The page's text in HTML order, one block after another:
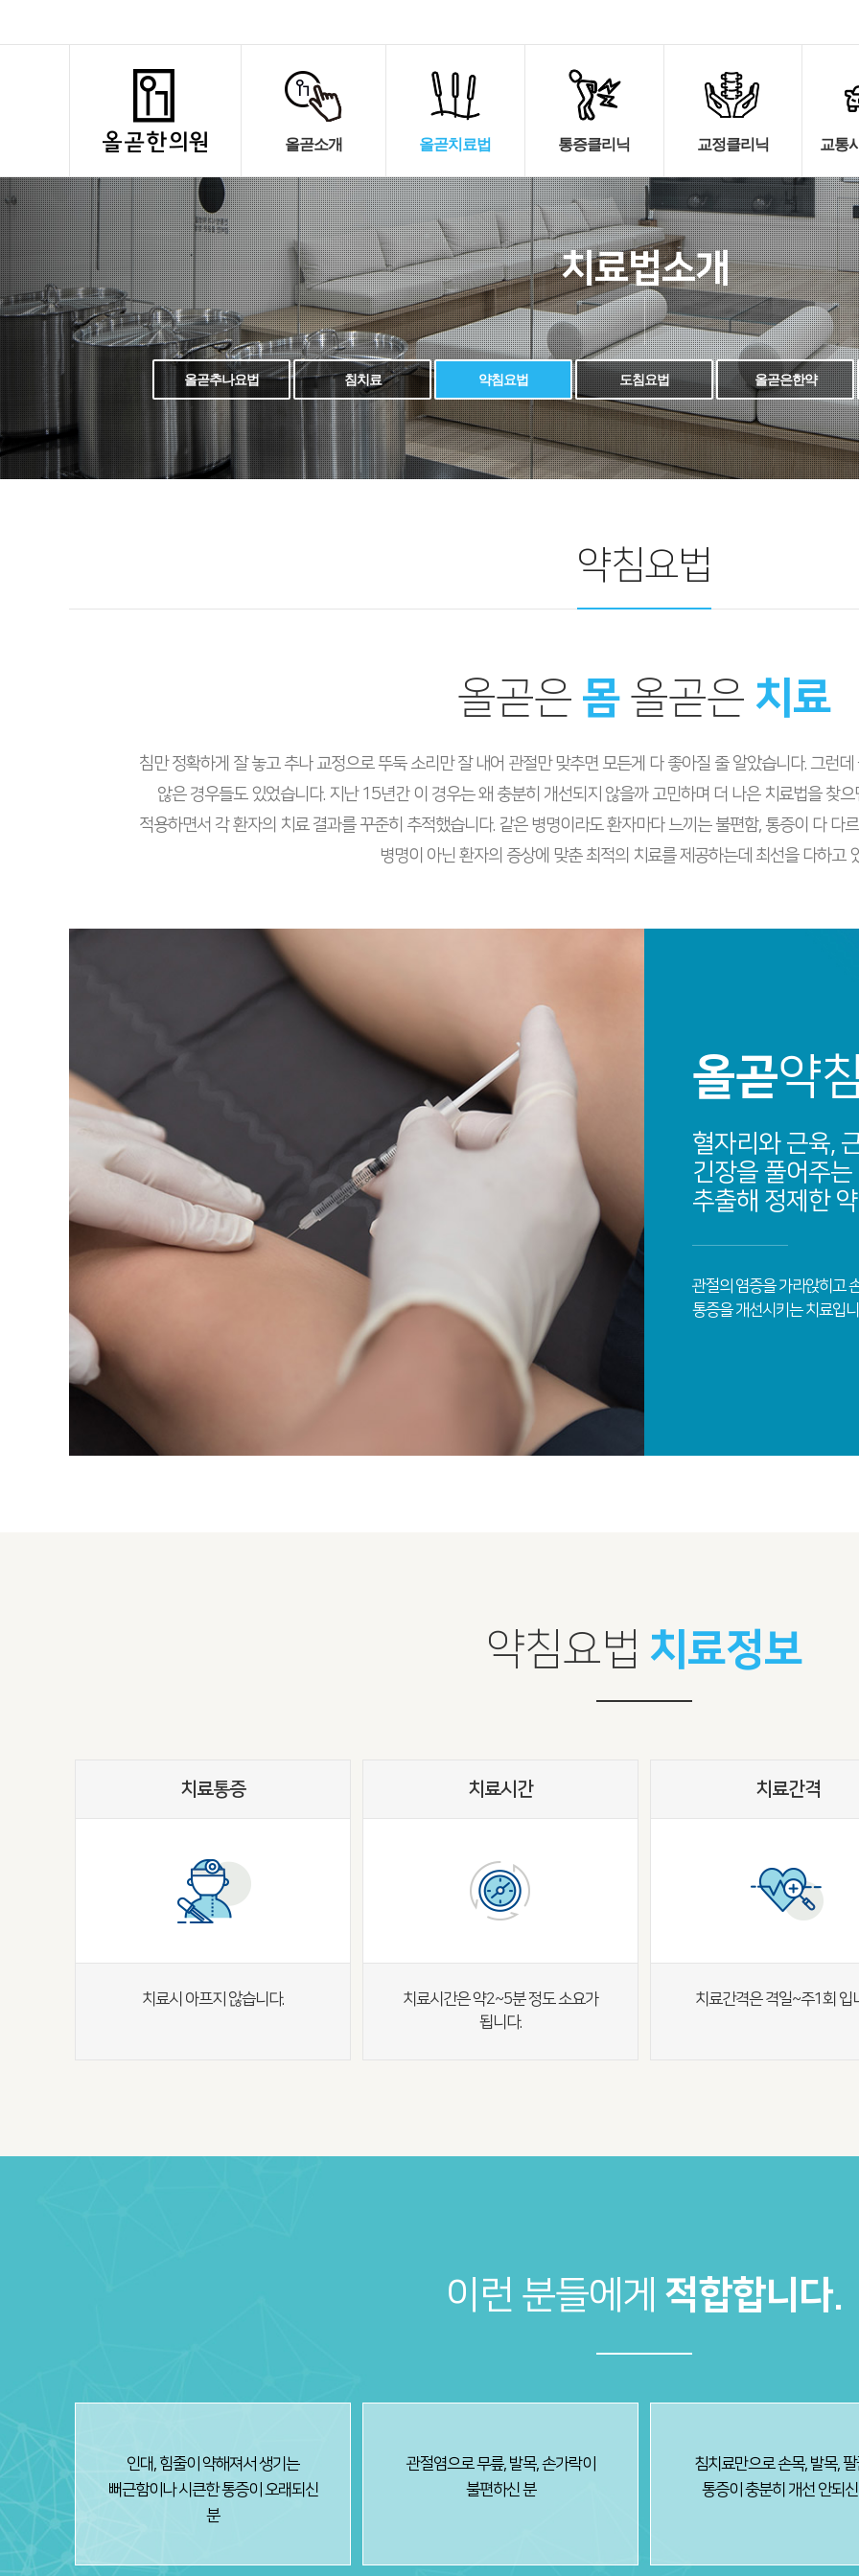
올곧소개 올곧치료법 통증클리닉 교정클리닉 교통
치료법소개
올곧추나요법 침치료 약침요법 도침요법 올곧은한약
약침요법
올곧은 몸 올곧은 치료
침만 정확하게 잘 놓고 추나 교정으로 뚜둑 소리만 잘 내어 관절만 맞추면 모든게 다 좋아질 줄 알았습니다. 그런
않은 경우들도 있었습니다. 지난 15년간 이 경우는 왜 충분히 개선되지 않을까 고민하며 더 나은 치료법을 찾
적용하면서 각 환자의 치료 결과를 꾸준히 추적했습니다. 같은 병명이라도 환자마다 느끼는 불편함, 통증이 다 다
병명이 아닌 환자의 증상에 맞춘 최적의 치료를 제공하는데 최선을 다하고
올곧약
혈자리와 근육,
긴장을 풀어주
추출해 정제한
관절의 염증을 가라앉히고
통증을 개선시키는 치료입
약침요법 치료정보
치료통증
치료시 아프지 않습니다.
치료시간
치료시간은 약2~5분 정도 소요가
됩니다.
치료간격
치료간격은 격일~주1회 입
이런 분들에게 적합합니다.
인대, 힘줄이 약해져서 생기는
뻐근함이나 시큰한 통증이 오래되신
분
관절염으로 무릎, 발목, 손가락이
불편하신 분
침치료만으로 손목, 발목,
통증이 충분히 개선 안되